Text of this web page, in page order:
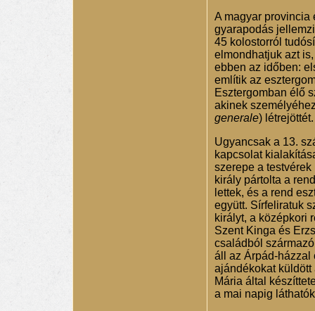
A magyar provincia
gyarapodás
45 kolostorról
elmondhatjuk azt
ebben az időben:
említik az
Esztergomban élő
akinek
generale) létrejöttét.
Ugyancsak a 13.
kapcsolat
szerepe a
király pártolta a
lettek, és a rend
együtt. Sírfeliratuk
királyt, a középkori
Szent Kinga és
családból
áll az Árpád-házzal
ajándékokat
Mária által
a mai napig